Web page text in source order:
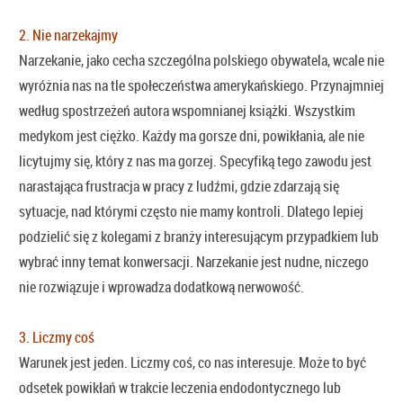
2. Nie narzekajmy
Narzekanie, jako cecha szczególna polskiego obywatela, wcale nie
wyróżnia nas na tle społeczeństwa amerykańskiego. Przynajmniej
według spostrzeżeń autora wspomnianej książki. Wszystkim
medykom jest ciężko. Każdy ma gorsze dni, powikłania, ale nie
licytujmy się, który z nas ma gorzej. Specyfiką tego zawodu jest
narastająca frustracja w pracy z ludźmi, gdzie zdarzają się
sytuacje, nad którymi często nie mamy kontroli. Dlatego lepiej
podzielić się z kolegami z branży interesującym przypadkiem lub
wybrać inny temat konwersacji. Narzekanie jest nudne, niczego
nie rozwiązuje i wprowadza dodatkową nerwowość.
3. Liczmy coś
Warunek jest jeden. Liczmy coś, co nas interesuje. Może to być
odsetek powikłań w trakcie leczenia endodontycznego lub